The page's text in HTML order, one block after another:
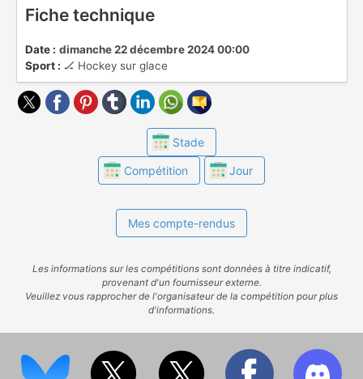
troisième échelon d'Amérique du Nord. Les
franchise de ECHL sont affiliées avec des
franchises de NHL et AHL, ou sont
indépendantes.
Fiche technique
Date : dimanche 22 décembre 2024 00:00
Sport : 🏒 Hockey sur glace
Stade
Compétition Jour
Mes compte-rendus
Les informations sur les compétitions sont données à titre indicatif,
provenant d'un fournisseur externe.
Veuillez vous rapprocher de l'organisateur de la compétition pour plus
d'informations.